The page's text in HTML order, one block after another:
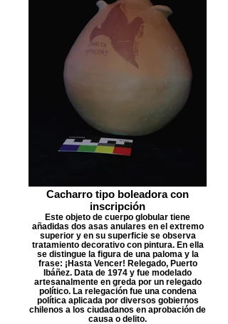
Cacharro tipo boleadora con
inscripción
Este objeto de cuerpo globular tiene
añadidas dos asas anulares en el extremo
superior y en su superficie se observa
tratamiento decorativo con pintura. En ella
se distingue la figura de una paloma y la
frase: ¡Hasta Vencer! Relegado, Puerto
Ibáñez. Data de 1974 y fue modelado
artesanalmente en greda por un relegado
político. La relegación fue una condena
política aplicada por diversos gobiernos
chilenos a los ciudadanos en aprobación de
causa o delito.